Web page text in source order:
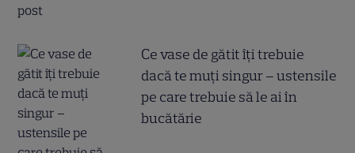
Ce vase de gătit îți trebuie
dacă te muți singur – ustensile
pe care trebuie să le ai în
bucătărie